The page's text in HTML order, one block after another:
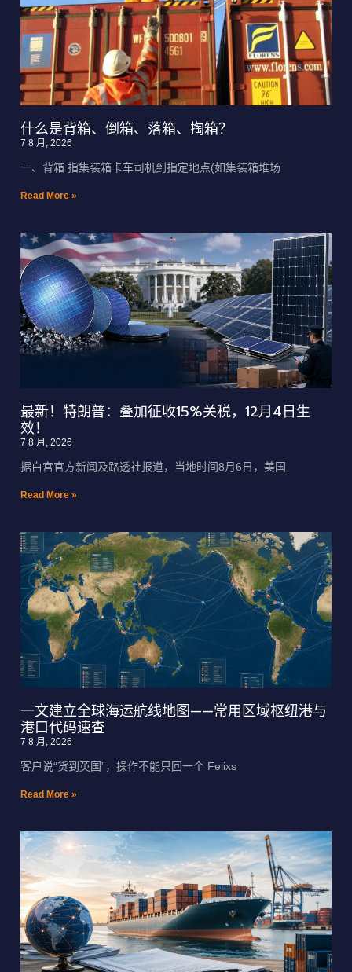
什么是背箱、倒箱、落箱、掏箱？
7 8 月, 2026
一、背箱 指集装箱卡车司机到指定地点(如集装箱堆场
Read More »
最新！特朗普：叠加征收15%关税，12月4日生
效！
7 8 月, 2026
据白宫官方新闻及路透社报道，当地时间8月6日，美国
Read More »
一文建立全球海运航线地图——常用区域枢纽港与
港口代码速查
7 8 月, 2026
客户说“货到英国”，操作不能只回一个 Felixs
Read More »